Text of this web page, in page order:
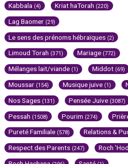
Kabbala (4) Kriat haTorah (220)
Lag Baomer (29)
Le sens des prénoms hébraïques (2)
Limoud Torah (371) Mariage (772)
Mélanges lait/viande (1) Middot (69)
Moussar (154) Musique juive (1)
Nos Sages (131) Pensée Juive (3087)
Pessah (1508) Pourim (274)
Pureté Familiale (578) Relations &
Respect des Parents (247) Roch